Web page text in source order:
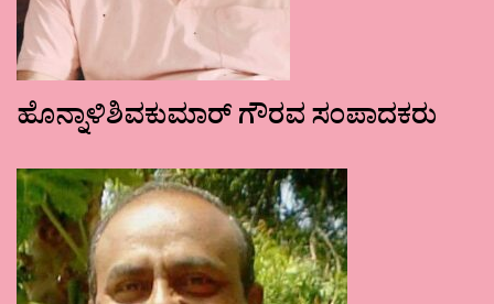
ಹೊನ್ನಾಳಿಶಿವಕುಮಾರ್ ಗೌರವ ಸಂಪಾದಕರು